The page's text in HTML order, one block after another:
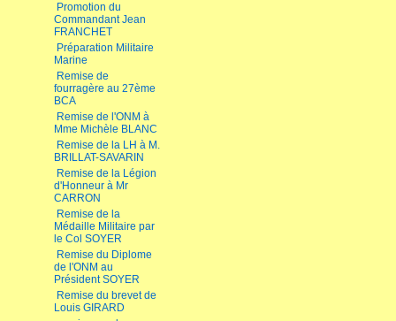
Promotion du
Commandant Jean
FRANCHET
Préparation Militaire
Marine
Remise de
fourragère au 27ème
BCA
Remise de l'ONM à
Mme Michèle BLANC
Remise de la LH à M.
BRILLAT-SAVARIN
Remise de la Légion
d'Honneur à Mr
CARRON
Remise de la
Médaille Militaire par
le Col SOYER
Remise du Diplome
de l'ONM au
Président SOYER
Remise du brevet de
Louis GIRARD